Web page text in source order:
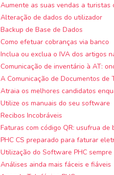
Aumente as suas vendas a turistas
Alteração de dados do utilizador
Backup de Base de Dados
Como efetuar cobranças via banco
Inclua ou exclua o IVA dos artigos
Comunicação de inventário à AT:
A Comunicação de Documentos de
Atraia os melhores candidatos
Utilize os manuais do seu software
Recibos Incobráveis
Faturas com código QR: usufrua de
PHC CS preparado para faturar
Utilização do Software PHC
Análises ainda mais fáceis e fiáveis